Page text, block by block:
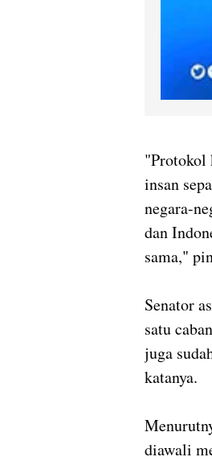
"Protokol
insan
negara-
dan
sama,"
Senator
satu
juga
katanya.
diawali